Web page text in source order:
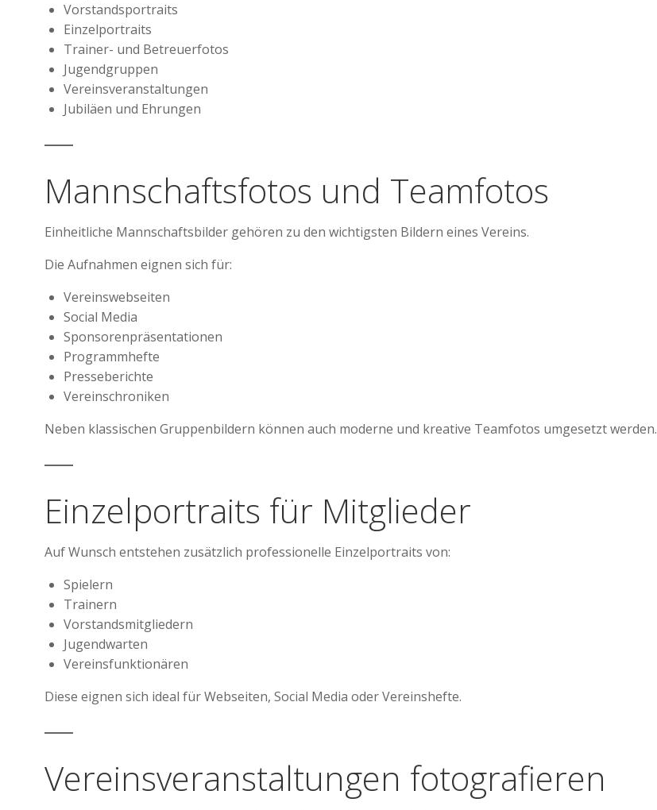
Vorstandsportraits
Einzelportraits
Trainer- und Betreuerfotos
Jugendgruppen
Vereinsveranstaltungen
Jubiläen und Ehrungen
Mannschaftsfotos und Teamfotos
Einheitliche Mannschaftsbilder gehören zu den wichtigsten Bildern eines Vereins.
Die Aufnahmen eignen sich für:
Vereinswebseiten
Social Media
Sponsorenpräsentationen
Programmhefte
Presseberichte
Vereinschroniken
Neben klassischen Gruppenbildern können auch moderne und kreative Teamfotos umgesetzt werden.
Einzelportraits für Mitglieder
Auf Wunsch entstehen zusätzlich professionelle Einzelportraits von:
Spielern
Trainern
Vorstandsmitgliedern
Jugendwarten
Vereinsfunktionären
Diese eignen sich ideal für Webseiten, Social Media oder Vereinshefte.
Vereinsveranstaltungen fotografieren